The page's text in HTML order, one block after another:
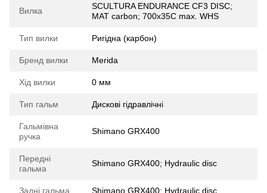
Вилка
SCULTURA ENDURANCE CF3 DISC;
MAT carbon; 700x35C max. WHS
Тип вилки Ригідна (карбон)
Бренд вилки Merida
Хід вилки 0 мм
Тип гальм Дискові гідравлічні
Гальмівна
ручка
Shimano GRX400
Передні
гальма
Shimano GRX400; Hydraulic disc
Задні гальма Shimano GRX400; Hydraulic disc